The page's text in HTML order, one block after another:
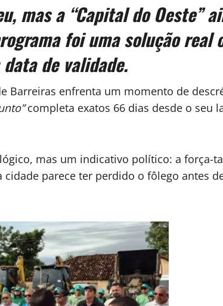
mas a “Capital do Oeste”
foi uma solução real
de validade.
Barreiras enfrenta um momento de
completa exatos 66 dias desde o seu
mas um indicativo político: a força-
parece ter perdido o fôlego antes